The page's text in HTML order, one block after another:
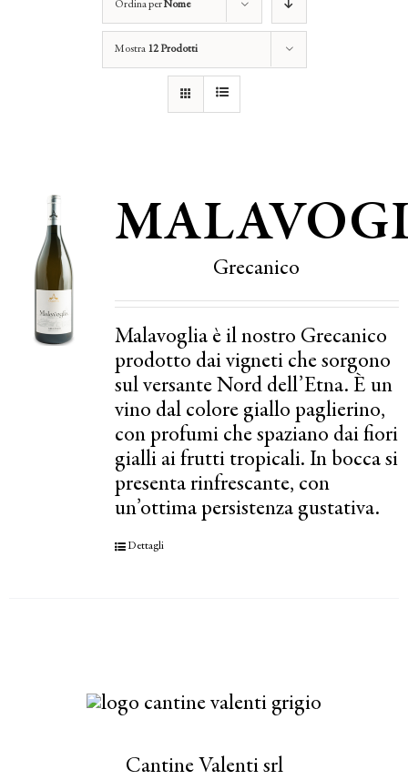
Ordina perNome
Mostra 12 Prodotti
Grecanico
Malavoglia è il nostro Grecanico
prodotto dai vigneti che sorgono
sul versante Nord dell’Etna. È un
vino dal colore giallo paglierino,
con profumi che spaziano dai fiori
gialli ai frutti tropicali. In bocca si
presenta rinfrescante, con
un’ottima persistenza gustativa.
Dettagli
Cantine Valenti srl